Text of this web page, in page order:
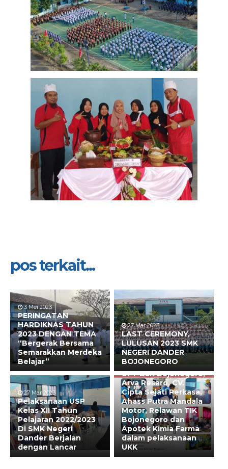
pos terkait...
3 Mei 2023
PERINGATAN
HARDIKNAS TAHUN
2023 DENGAN TEMA
“Bergerak Bersama
Semarakkan Merdeka
Belajar”
27 Mar 2023
LAST CEREMONY,
LULUSAN 2023 SMK
NEGERI DANDER
BOJONEGORO
27 Mar 2023
Pelaksanaan USP
Kelas XII Tahun
Pelajaran 2022/2023
Di SMK Negeri
Dander Berjalan
dengan Lancar
6 Mar 2023
SMK Negeri Dander
bekerjasama dengan
PT. Daihatsu
Kharisma Sejahtera,
UPT BLK Bojonegoro,
Arva Resaro, CV.
Cipta Sejati Perkasa,
Ahass Putra Mandala
Motor, Relawan TIK
Bojonegoro dan
Apotek Kimia Farma
dalam pelaksanaan
UKK